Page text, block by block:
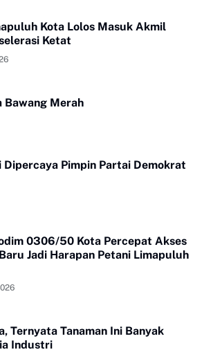
Kota Lolos Masuk Akmil
Ketat
Bawang Merah
Pimpin Partai Demokrat
0306/50 Kota Percepat Akses
Jadi Harapan Petani Limapuluh
Ternyata Tanaman Ini Banyak
Industri